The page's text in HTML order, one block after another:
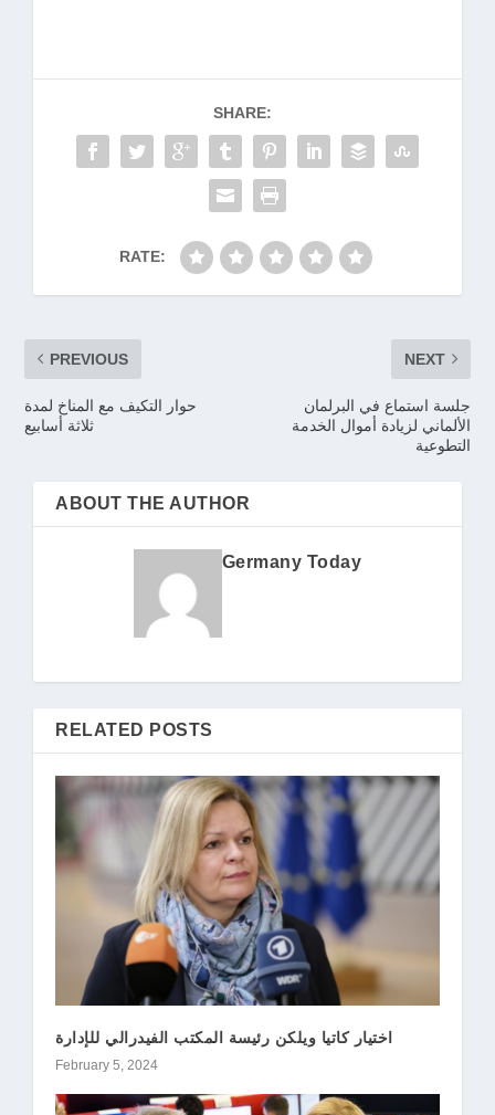
SHARE:
RATE:
PREVIOUS
حوار التكيف مع المناخ لمدة
ثلاثة أسابيع
NEXT
جلسة استماع في البرلمان
الألماني لزيادة أموال الخدمة
التطوعية
ABOUT THE AUTHOR
Germany Today
RELATED POSTS
اختيار كاتيا ويلكن رئيسة المكتب الفيدرالي للإدارة
February 5, 2024